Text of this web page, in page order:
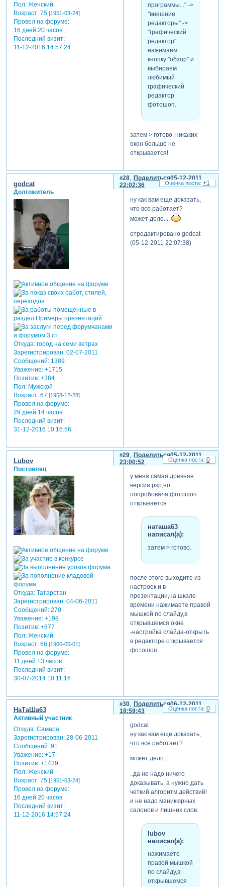
Пол:Женский
Возраст:75 [1951-03-24]
Провел на форуме:
16 дней 20 часов
Последний визит:
11-12-2016 14:57:24
программы..." ->
"внешние
редакторы" ->
"графический
редактор".
нажимаем
кнопку "обзор" и
выбираем
любимый
графический
редактор
фотошоп.
затем > готово. никаких
окон больше не
открывается!
Поделиться
28
05-12-2011
22:02:36
godcat
Долгожитель
Откуда:город на семи ветрах
Зарегистрирован: 02-07-2011
Сообщений:1389
Уважение: +1715
Позитив: +384
Пол:Мужской
Возраст:67 [1958-12-28]
Провел на форуме:
29 дней 14 часов
Последний визит:
31-12-2016 10:16:56
ну как вам еще доказать,
что все работает?
может дело....
отредактировано godcat
(05-12-2011 22:07:38)
+1
Поделиться
29
05-12-2011
23:00:52
Lubov
Постоялец
Откуда:Татарстан
Зарегистрирован: 04-06-2011
Сообщений:270
Уважение: +198
Позитив: +877
Пол:Женский
Возраст:66 [1960-05-01]
Провел на форуме:
11 дней 13 часов
Последний визит:
30-07-2014 10:11:16
у меня самая древняя
версия psp,но
попробовала,фотошоп
открывается
наташа63
написал(а):
затем > готово.
после этого выходите из
настроек и в
презентации,на шкале
времени нажимаете правой
мышкой по слайду,в
открывшемся окне
-настройка слайда-открыть
в редакторе.открывается
фотошоп.
0
Поделиться
30
06-12-2011
18:59:43
НаТаШа63
Активный участник
Откуда:Самара
Зарегистрирован: 28-06-2011
Сообщений:91
Уважение: +17
Позитив: +1439
Пол:Женский
Возраст:75 [1951-03-24]
Провел на форуме:
16 дней 20 часов
Последний визит:
11-12-2016 14:57:24
godcat
ну как вам еще доказать,
что все работает?
может дело....
..да не надо ничего
доказывать, а нужно дать
четкий алгоритм действий!
и не надо маникюрных
салонов и лишних слов.
lubov
написал(а):
нажимаете
правой мышкой
по слайду,в
открывшемся
0